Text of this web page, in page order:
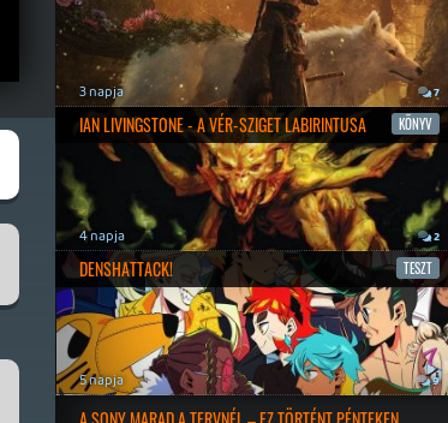
3 napja 7
IAN LIVINGSTONE - A VÉR-SZIGET LABIRINTUSA KÖNYV
4 napja 2
DENSHATTACK! TESZT
5 napja 9